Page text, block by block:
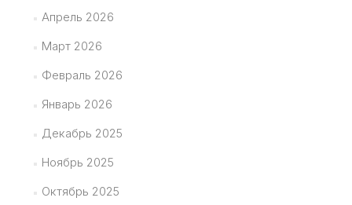
Апрель 2026
Март 2026
Февраль 2026
Январь 2026
Декабрь 2025
Ноябрь 2025
Октябрь 2025